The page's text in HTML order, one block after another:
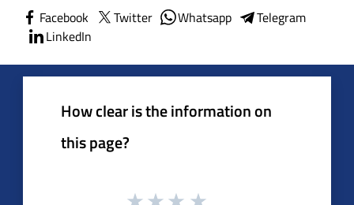
Facebook Twitter Whatsapp
Telegram
LinkedIn
How clear is the information on
this page?